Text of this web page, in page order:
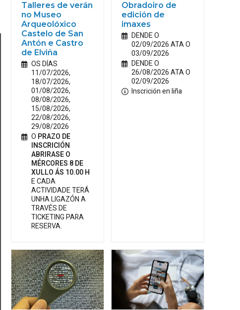
Talleres de verán
no Museo
Arqueolóxico
Castelo de San
Antón e Castro
de Elviña
OS DÍAS
11/07/2026,
18/07/2026,
01/08/2026,
08/08/2026,
15/08/2026,
22/08/2026,
29/08/2026
O PRAZO DE
INSCRICIÓN
ABRIRASE O
MÉRCORES 8 DE
XULLO ÁS 10.00 H
E CADA
ACTIVIDADE TERÁ
UNHA LIGAZÓN A
TRAVÉS DE
TICKETING PARA
RESERVA.
Obradoiro de
edición de
imaxes
DENDE O
02/09/2026 ATA O
03/09/2026
DENDE O
26/08/2026 ATA O
02/09/2026
Inscrición en liña